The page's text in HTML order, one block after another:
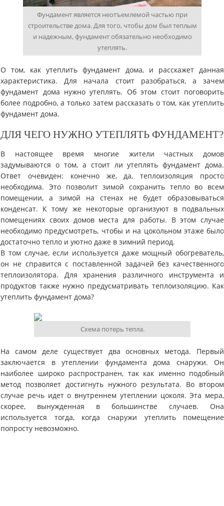
Фундамент является неотъемлемой частью при
строительстве дома. Для того, чтобы дом был теплым
и надежным, фундамент обязательно необходимо
утеплять.
О том, как утеплить фундамент дома, и расскажет данная
характеристика. Для начала стоит разобраться, а зачем
фундамент дома нужно утеплять. Об этом стоит поговорить
более подробно, а только затем рассказать о том, как утеплить
фундамент дома.
ДЛЯ ЧЕГО НУЖНО УТЕПЛЯТЬ ФУНДАМЕНТ?
В настоящее время многие жители частных домов
задумываются о том, а стоит ли утеплять фундамент дома.
Ответ очевиден: конечно же, да, теплоизоляция просто
необходима. Это позволит зимой сохранить тепло во всем
помещении, а зимой на стенах не будет образовываться
конденсат. К тому же некоторые организуют в подвальных
помещениях своих домов места для работы. В этом случае
необходимо предусмотреть, чтобы и на цокольном этаже было
достаточно тепло и уютно даже в зимний период.
В том случае, если используется даже мощный обогреватель,
он не справится с поставленной задачей без качественного
теплоизолятора. Для хранения различного инструмента и
продуктов также нужно предусматривать теплоизоляцию. Как
утеплить фундамент дома?
Схема потерь тепла.
​На самом деле существует два основных метода. Первый
заключается в утеплении фундамента дома снаружи. Он
наиболее широко распространен, так как именно подобный
метод позволяет достигнуть нужного результата. Во втором
случае речь идет о внутреннем утеплении цоколя. Эта мера,
скорее, вынужденная в большинстве случаев. Она
используется тогда, когда снаружи утеплить помещение
попросту невозможно.